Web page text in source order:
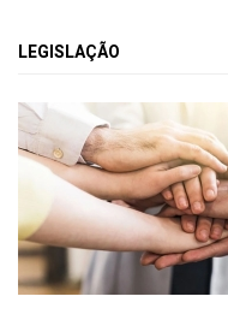
LEGISLAÇÃO